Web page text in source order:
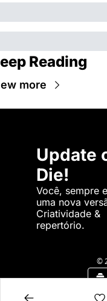
Reading
more
Update
Die!
Você, sempre
uma nova
Criatividade &
repertório.
©